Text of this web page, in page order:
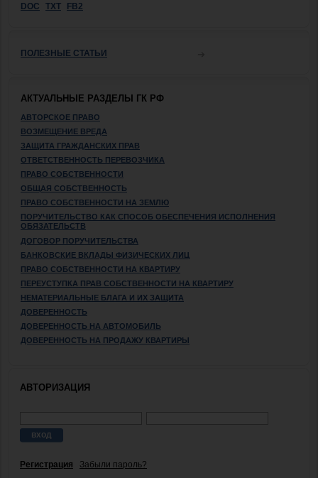
DOC
TXT FB2
ПОЛЕЗНЫЕ СТАТЬИ
АКТУАЛЬНЫЕ РАЗДЕЛЫ ГК РФ
АВТОРСКОЕ ПРАВО
ВОЗМЕЩЕНИЕ ВРЕДА
ЗАЩИТА ГРАЖДАНСКИХ ПРАВ
ОТВЕТСТВЕННОСТЬ ПЕРЕВОЗЧИКА
ПРАВО СОБСТВЕННОСТИ
ОБЩАЯ СОБСТВЕННОСТЬ
ПРАВО СОБСТВЕННОСТИ НА ЗЕМЛЮ
ПОРУЧИТЕЛЬСТВО КАК СПОСОБ ОБЕСПЕЧЕНИЯ ИСПОЛНЕНИЯ
ОБЯЗАТЕЛЬСТВ
ДОГОВОР ПОРУЧИТЕЛЬСТВА
БАНКОВСКИЕ ВКЛАДЫ ФИЗИЧЕСКИХ ЛИЦ
ПРАВО СОБСТВЕННОСТИ НА КВАРТИРУ
ПЕРЕУСТУПКА ПРАВ СОБСТВЕННОСТИ НА КВАРТИРУ
НЕМАТЕРИАЛЬНЫЕ БЛАГА И ИХ ЗАЩИТА
ДОВЕРЕННОСТЬ
ДОВЕРЕННОСТЬ НА АВТОМОБИЛЬ
ДОВЕРЕННОСТЬ НА ПРОДАЖУ КВАРТИРЫ
АВТОРИЗАЦИЯ
Регистрация Забыли пароль?